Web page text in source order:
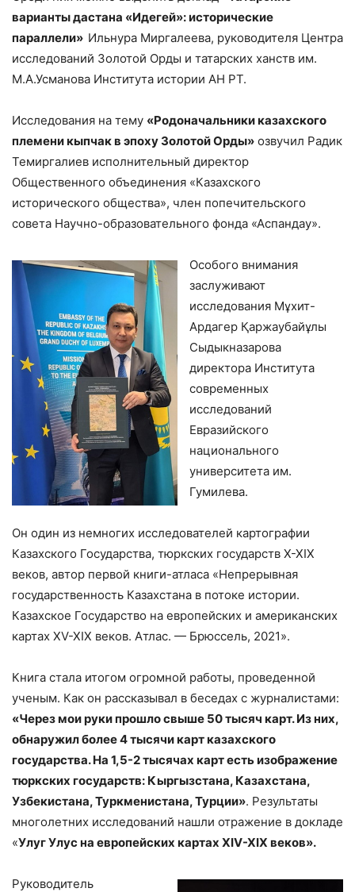
варианты дастана «Идегей»: исторические
параллели» Ильнура Миргалеева, руководителя Центра
исследований Золотой Орды и татарских ханств им.
М.А.Усманова Института истории АН РТ.
Исследования на тему «Родоначальники казахского
племени кыпчак в эпоху Золотой Орды» озвучил Радик
Темиргалиев исполнительный директор
Общественного объединения «Казахского
исторического общества», член попечительского
совета Научно-образовательного фонда «Аспандау».
Особого внимания
заслуживают
исследования Мұхит-
Ардагер Қаржаубайұлы
Сыдыкназарова
директора Института
современных
исследований
Евразийского
национального
университета им.
Гумилева.
Он один из немногих исследователей картографии
Казахского Государства, тюркских государств X-XIX
веков, автор первой книги-атласа «Непрерывная
государственность Казахстана в потоке истории.
Казахское Государство на европейских и американских
картах XV-XIX веков. Атлас. — Брюссель, 2021».
Книга стала итогом огромной работы, проведенной
ученым. Как он рассказывал в беседах с журналистами:
«Через мои руки прошло свыше 50 тысяч карт. Из них,
обнаружил более 4 тысячи карт казахского
государства. На 1,5-2 тысячах карт есть изображение
тюркских государств: Кыргызстана, Казахстана,
Узбекистана, Туркменистана, Турции». Результаты
многолетних исследований нашли отражение в докладе
«Улуг Улус на европейских картах XIV-XIX веков».
Руководитель